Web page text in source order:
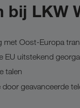
LKW
met Oost-Europa
EU uitstekend
talen
geavanceerde